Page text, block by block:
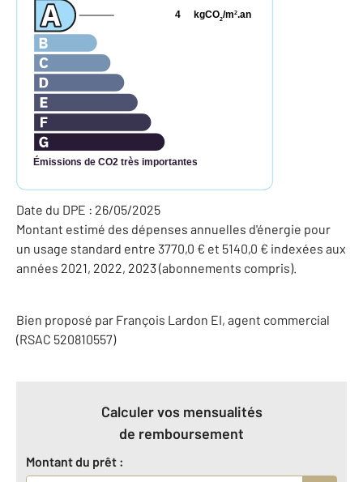
Émissions de CO2 très importantes
kgCO2/m2.an
4
Date du DPE : 26/05/2025
Montant estimé des dépenses annuelles d'énergie pour
un usage standard entre 3770,0 € et 5140,0 € indexées aux
années 2021, 2022, 2023 (abonnements compris).
Bien proposé par François Lardon EI, agent commercial
(RSAC 520810557)
Calculer vos mensualités
de remboursement
Montant du prêt :